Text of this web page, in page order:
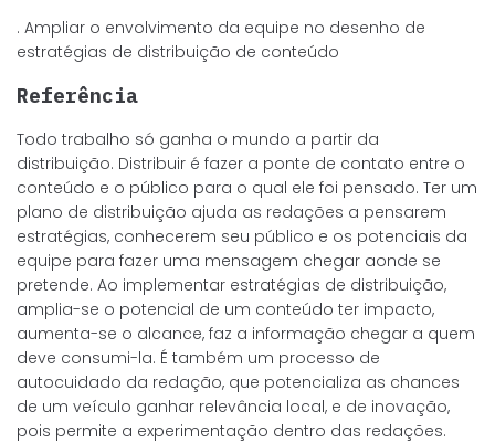
. Ampliar o envolvimento da equipe no desenho de
estratégias de distribuição de conteúdo
Referência
Todo trabalho só ganha o mundo a partir da
distribuição. Distribuir é fazer a ponte de contato entre o
conteúdo e o público para o qual ele foi pensado. Ter um
plano de distribuição ajuda as redações a pensarem
estratégias, conhecerem seu público e os potenciais da
equipe para fazer uma mensagem chegar aonde se
pretende. Ao implementar estratégias de distribuição,
amplia-se o potencial de um conteúdo ter impacto,
aumenta-se o alcance, faz a informação chegar a quem
deve consumi-la. É também um processo de
autocuidado da redação, que potencializa as chances
de um veículo ganhar relevância local, e de inovação,
pois permite a experimentação dentro das redações.